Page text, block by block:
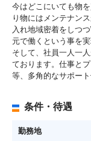
今はどこにいても物
り物にはメンテナン
入れ地域密着をしつ
元で働くという事を
そして、社員一人一
ております。仕事と
等、多角的なサポー
条件・待遇
勤務地